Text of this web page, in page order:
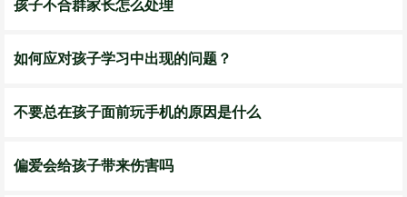
孩子不合群家长怎么处理
如何应对孩子学习中出现的问题？
不要总在孩子面前玩手机的原因是什么
偏爱会给孩子带来伤害吗